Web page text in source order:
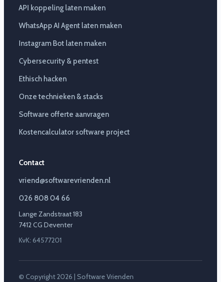
API koppeling laten maken
WhatsApp AI Agent laten maken
Instagram Bot laten maken
Cybersecurity & pentest
Ethisch hacken
Onze technieken & stacks
Software offerte aanvragen
Kostencalculator software project
Contact
vriend@softwarevrienden.nl
026 808 04 66
Lange Zandstraat 183
7412 CG Deventer
KvK: 64577201
© Copyright 2026 | Software Vrienden